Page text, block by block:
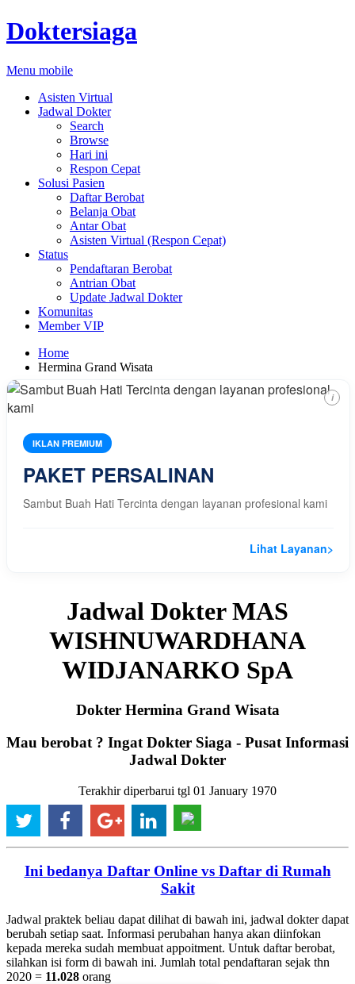
Doktersiaga
Menu mobile
Asisten Virtual
Jadwal Dokter
Search
Browse
Hari ini
Respon Cepat
Solusi Pasien
Daftar Berobat
Belanja Obat
Antar Obat
Asisten Virtual (Respon Cepat)
Status
Pendaftaran Berobat
Antrian Obat
Update Jadwal Dokter
Komunitas
Member VIP
Home
Hermina Grand Wisata
IKLAN PREMIUM
PAKET PERSALINAN
Sambut Buah Hati Tercinta dengan layanan profesional kami
Lihat Layanan>
i
Jadwal Dokter MAS
WISHNUWARDHANA
WIDJANARKO SpA
Dokter Hermina Grand Wisata
Mau berobat ? Ingat Dokter Siaga - Pusat Informasi
Jadwal Dokter
Terakhir diperbarui tgl 01 January 1970
Ini bedanya Daftar Online vs Daftar di Rumah
Sakit
Jadwal praktek beliau dapat dilihat di bawah ini, jadwal dokter dapat
berubah setiap saat. Informasi perubahan hanya akan diinfokan
kepada mereka sudah membuat appoitment. Untuk daftar berobat,
silahkan isi form di bawah ini. Jumlah total pendaftaran sejak thn
2020 = 11.028 orang